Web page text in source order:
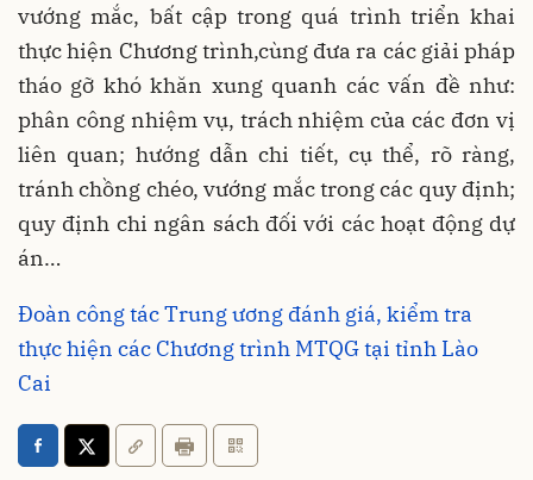
vướng mắc, bất cập trong quá trình triển khai
thực hiện Chương trình,cùng đưa ra các giải pháp
tháo gỡ khó khăn xung quanh các vấn đề như:
phân công nhiệm vụ, trách nhiệm của các đơn vị
liên quan; hướng dẫn chi tiết, cụ thể, rõ ràng,
tránh chồng chéo, vướng mắc trong các quy định;
quy định chi ngân sách đối với các hoạt động dự
án…
Đoàn công tác Trung ương đánh giá, kiểm tra
thực hiện các Chương trình MTQG tại tỉnh Lào
Cai